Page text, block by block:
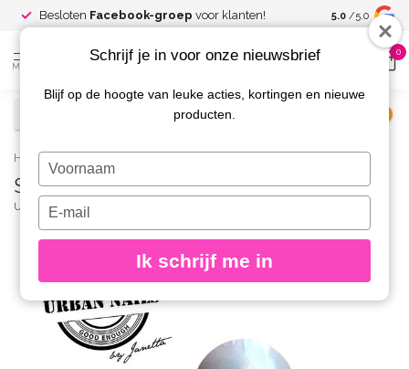
Besloten Facebook-groep voor klanten! Spaar voor
kortingen
5.0 /5.0
MENU
0
Home / Super Mirror Pigment 05
Super Mirror Pigment 05
URBAN NAILS
Schrijf je in voor onze nieuwsbrief
Blijf op de hoogte van leuke acties, kortingen en nieuwe
producten.
Typ
je
naam
Typ
je
e-
in
Ik schrijf me in